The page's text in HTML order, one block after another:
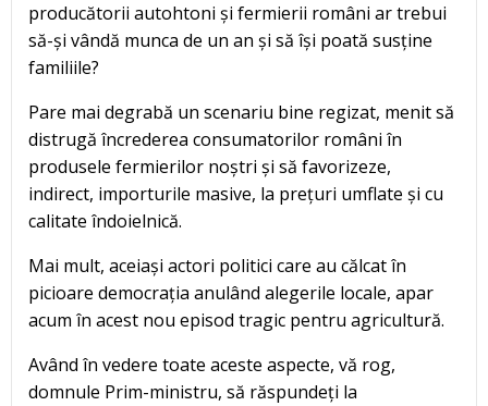
producătorii autohtoni și fermierii români ar trebui
să-și vândă munca de un an și să își poată susține
familiile?
Pare mai degrabă un scenariu bine regizat, menit să
distrugă încrederea consumatorilor români în
produsele fermierilor noștri și să favorizeze,
indirect, importurile masive, la prețuri umflate și cu
calitate îndoielnică.
Mai mult, aceiași actori politici care au călcat în
picioare democrația anulând alegerile locale, apar
acum în acest nou episod tragic pentru agricultură.
Având în vedere toate aceste aspecte, vă rog,
domnule Prim-ministru, să răspundeți la